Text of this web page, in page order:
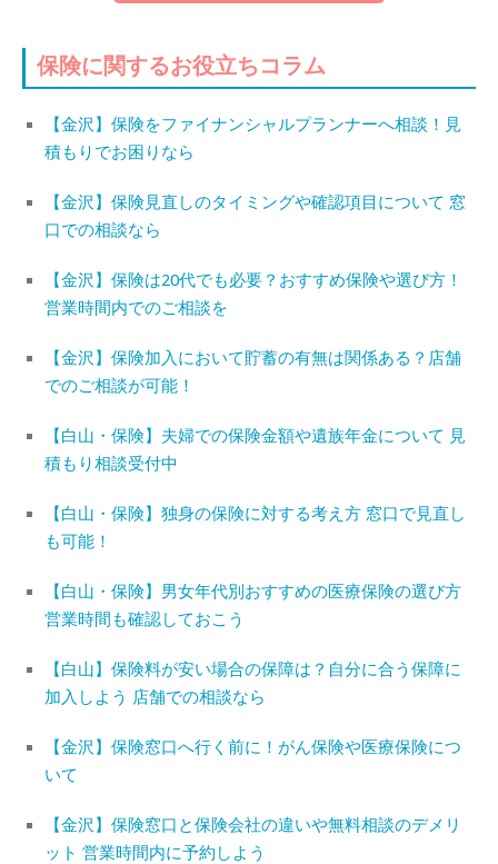
保険に関するお役立ちコラム
【金沢】保険をファイナンシャルプランナーへ相談！見
積もりでお困りなら
【金沢】保険見直しのタイミングや確認項目について 窓
口での相談なら
【金沢】保険は20代でも必要？おすすめ保険や選び方！
営業時間内でのご相談を
【金沢】保険加入において貯蓄の有無は関係ある？店舗
でのご相談が可能！
【白山・保険】夫婦での保険金額や遺族年金について 見
積もり相談受付中
【白山・保険】独身の保険に対する考え方 窓口で見直し
も可能！
【白山・保険】男女年代別おすすめの医療保険の選び方
営業時間も確認しておこう
【白山】保険料が安い場合の保障は？自分に合う保障に
加入しよう 店舗での相談なら
【金沢】保険窓口へ行く前に！がん保険や医療保険につ
いて
【金沢】保険窓口と保険会社の違いや無料相談のデメリ
ット 営業時間内に予約しよう